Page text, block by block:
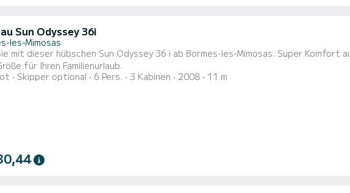
Sun Odyssey 36i
les-Mimosas
hübschen Sun Odyssey 36 i ab Bormes-les-Mimosas. Super Komfort auf See und vor Anker, das Segelboot in
für Ihren Familienurlaub.
Skipper optional 6 Pers. 3 Kabinen 2008 11 m